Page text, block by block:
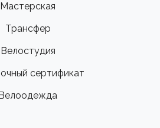
Мастерская
Трансфер
Велостудия
сертификат